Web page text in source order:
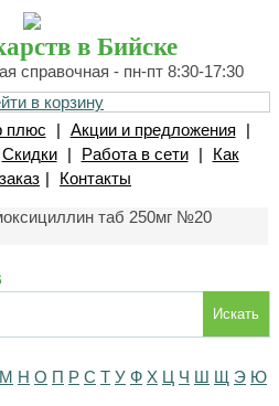
в Бийске
справочная - пн-пт 8:30-17:30
в корзину
плюс
| Акции и предложения
|
Скидки | Работа в сети |
Как
| Контакты
таб 250мг №20
Искать
М Н О П Р С Т У Ф Х Ц Ч Ш Щ Э Ю